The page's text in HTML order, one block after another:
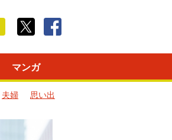
マンガ
夫婦
思い出